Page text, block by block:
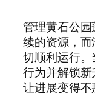
管理黄石公
续的资源，
切顺利运行
行为并解锁
让进展变得不